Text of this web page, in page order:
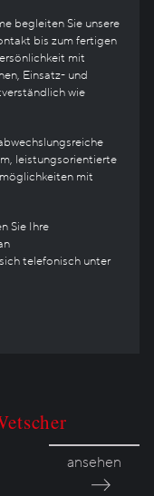
begleiten Sie unsere
bis zum fertigen
mit
Einsatz- und
wie
leistungsorientierte
mit
Sie Ihre
telefonisch unter
ansehen